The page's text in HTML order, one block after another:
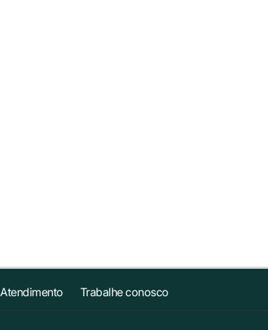
Atendimento Trabalhe conosco